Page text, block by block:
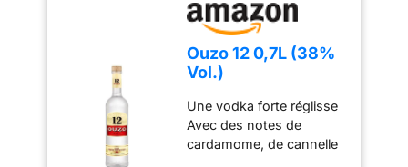
Ouzo 12 0,7L (38%
Vol.)
Une vodka forte réglisse
Avec des notes de
cardamome, de cannelle